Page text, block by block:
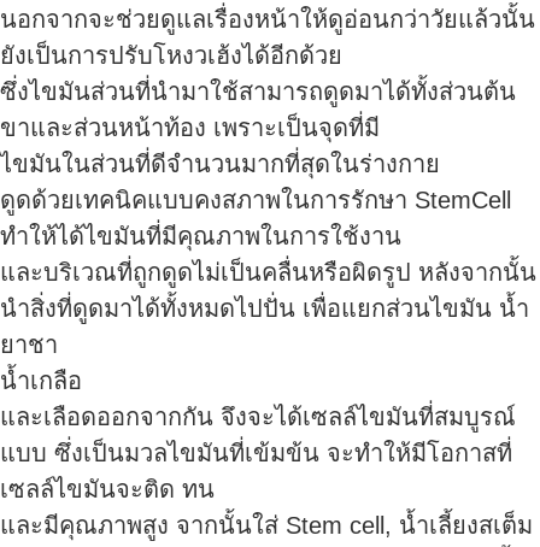
นอกจากจะช่วยดูแลเรื่องหน้าให้ดูอ่อนกว่าวัยแล้วนั้น
ยังเป็นการปรับโหงวเฮ้งได้อีกด้วย
ซึ่งไขมันส่วนที่นำมาใช้สามารถดูดมาได้ทั้งส่วนต้น
ขาและส่วนหน้าท้อง เพราะเป็นจุดที่มี
ไขมันในส่วนที่ดีจำนวนมากที่สุดในร่างกาย
ดูดด้วยเทคนิคแบบคงสภาพในการรักษา StemCell
ทำให้ได้ไขมันที่มีคุณภาพในการใช้งาน
และบริเวณที่ถูกดูดไม่เป็นคลื่นหรือผิดรูป หลังจากนั้น
นำสิ่งที่ดูดมาได้ทั้งหมดไปปั่น เพื่อแยกส่วนไขมัน น้ำ
ยาชา
น้ำเกลือ
และเลือดออกจากกัน จึงจะได้เซลล์ไขมันที่สมบูรณ์
แบบ ซึ่งเป็นมวลไขมันที่เข้มข้น จะทำให้มีโอกาสที่
เซลล์ไขมันจะติด ทน
และมีคุณภาพสูง จากนั้นใส่ Stem cell, น้ำเลี้ยงสเต็ม